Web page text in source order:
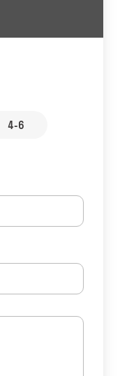
4-6